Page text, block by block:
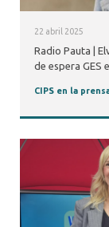
22 abril 2025
Radio Pauta |
de espera GES
CIPS en la